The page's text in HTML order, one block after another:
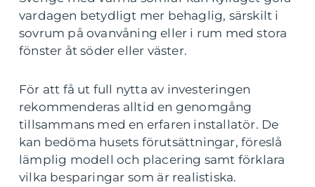
vardagen betydligt mer behaglig, särskilt i
sovrum på ovanvåning eller i rum med stora
fönster åt söder eller väster.
För att få ut full nytta av investeringen
rekommenderas alltid en genomgång
tillsammans med en erfaren installatör. De
kan bedöma husets förutsättningar, föreslå
lämplig modell och placering samt förklara
vilka besparingar som är realistiska.